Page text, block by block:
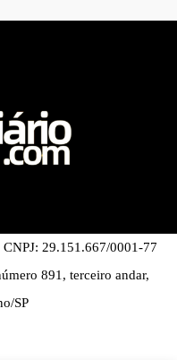
29.151.667/0001-77
891, terceiro andar,
SP